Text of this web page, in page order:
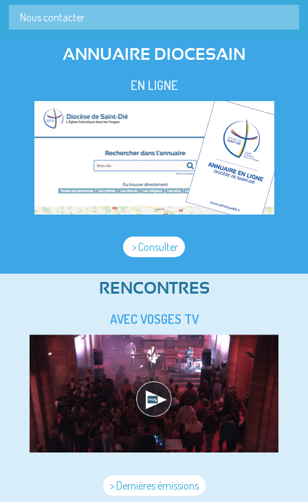
Nous contacter
ANNUAIRE DIOCESAIN
EN LIGNE
> Consulter
RENCONTRES
AVEC VOSGES TV
> Dernières émissions